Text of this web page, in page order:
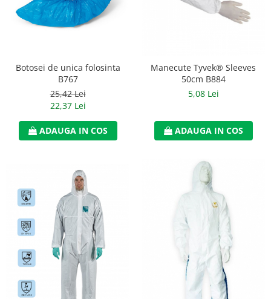
Manusi textil
Imbracaminte Outdoor
Incaltaminte Outdoor
Protectia capului
Casti
Sepci
Protectie auditiva
Antifoane
Botosei de unica folosinta
B767
25,42 Lei
22,37 Lei
ADAUGA IN COS
Manecute Tyvek® Sleeves
50cm B884
5,08 Lei
ADAUGA IN COS